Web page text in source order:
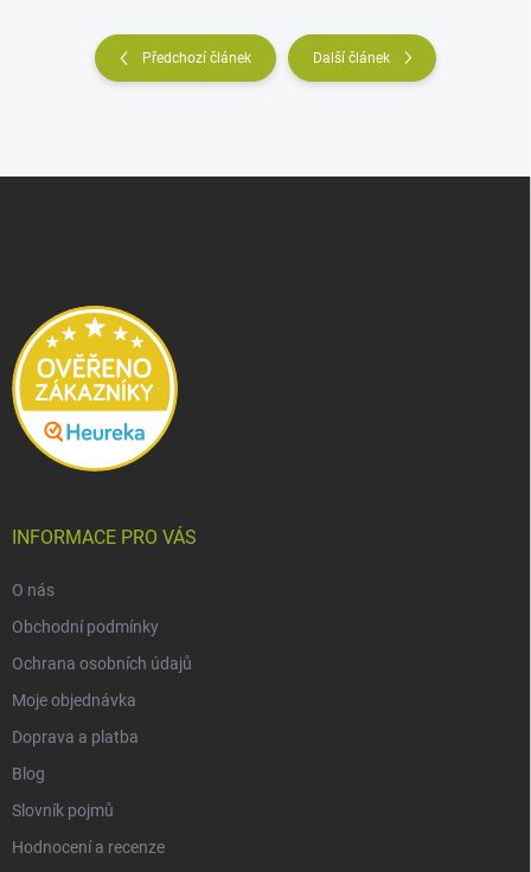
Předchozí článek Další článek
INFORMACE PRO VÁS
O nás
Obchodní podmínky
Ochrana osobních údajů
Moje objednávka
Doprava a platba
Blog
Slovník pojmů
Hodnocení a recenze